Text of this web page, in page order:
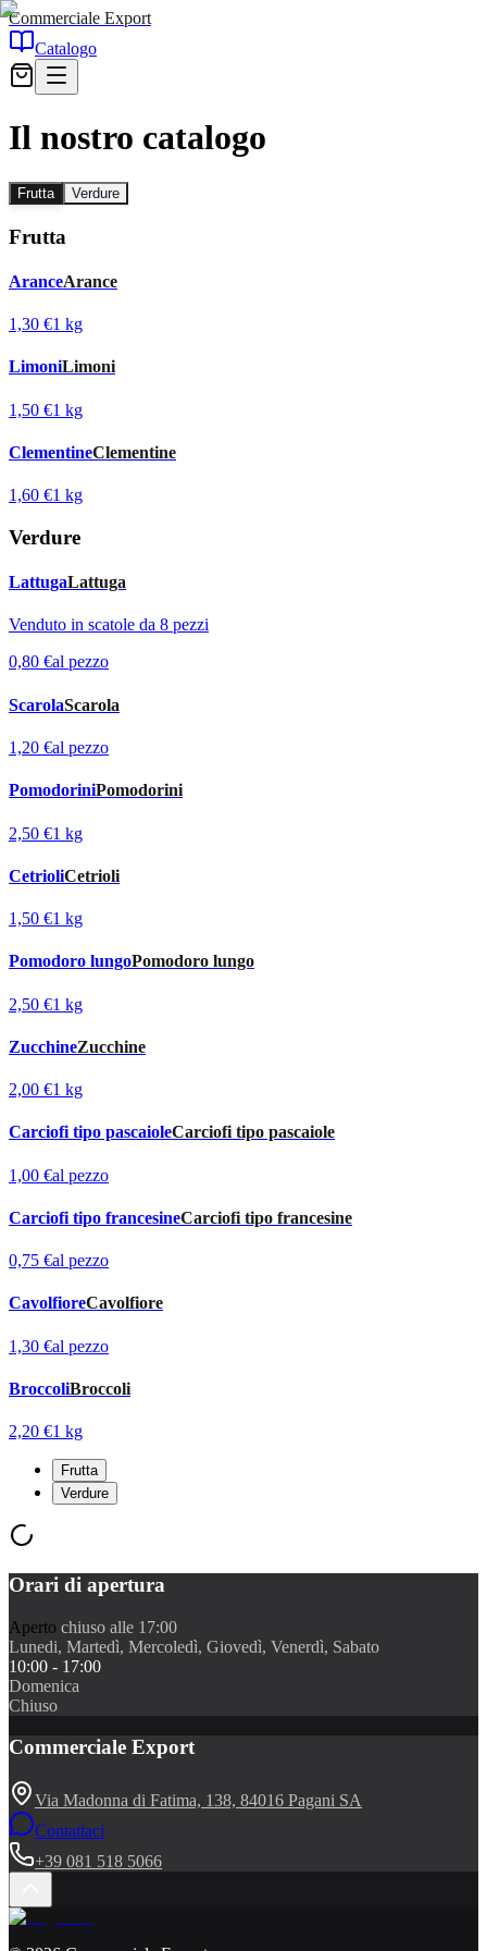
Commerciale Export
Catalogo
Il nostro catalogo
Frutta Verdure
Frutta
AranceArance
1,30 €1 kg
LimoniLimoni
1,50 €1 kg
ClementineClementine
1,60 €1 kg
Verdure
LattugaLattuga
Venduto in scatole da 8 pezzi
0,80 €al pezzo
ScarolaScarola
1,20 €al pezzo
PomodoriniPomodorini
2,50 €1 kg
CetrioliCetrioli
1,50 €1 kg
Pomodoro lungoPomodoro lungo
2,50 €1 kg
ZucchineZucchine
2,00 €1 kg
Carciofi tipo pascaioleCarciofi tipo pascaiole
1,00 €al pezzo
Carciofi tipo francesineCarciofi tipo francesine
0,75 €al pezzo
CavolfioreCavolfiore
1,30 €al pezzo
BroccoliBroccoli
2,20 €1 kg
Frutta
Verdure
Orari di apertura
Aperto chiuso alle 17:00
Lunedi, Martedì, Mercoledì, Giovedì, Venerdì, Sabato
10:00 - 17:00
Domenica
Chiuso
Commerciale Export
Via Madonna di Fatima, 138, 84016 Pagani SA
Contattaci
+39 081 518 5066